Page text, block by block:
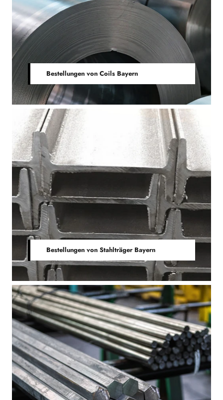
Bestellungen von Coils Bayern
Bestellungen von Stahlträger Bayern